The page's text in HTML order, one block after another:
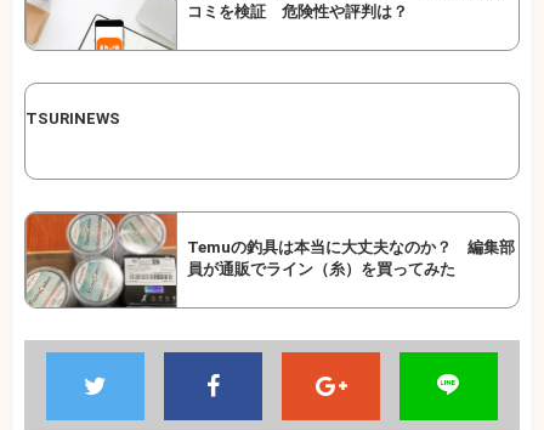
コミを検証 危険性や評判は？
TSURINEWS
Temuの釣具は本当に大丈夫なのか？ 編集部
員が通販でライン（糸）を買ってみた